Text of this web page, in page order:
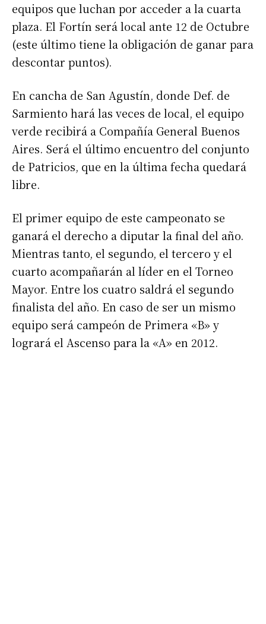
equipos que luchan por acceder a la cuarta
plaza. El Fortín será local ante 12 de Octubre
(este último tiene la obligación de ganar para
descontar puntos).
En cancha de San Agustín, donde Def. de
Sarmiento hará las veces de local, el equipo
verde recibirá a Compañía General Buenos
Aires. Será el último encuentro del conjunto
de Patricios, que en la última fecha quedará
libre.
El primer equipo de este campeonato se
ganará el derecho a diputar la final del año.
Mientras tanto, el segundo, el tercero y el
cuarto acompañarán al líder en el Torneo
Mayor. Entre los cuatro saldrá el segundo
finalista del año. En caso de ser un mismo
equipo será campeón de Primera «B» y
logrará el Ascenso para la «A» en 2012.